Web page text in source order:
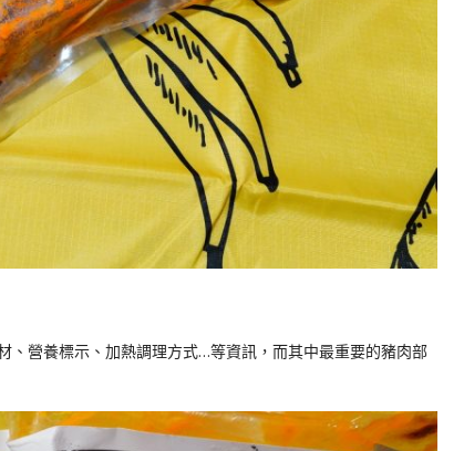
、營養標示、加熱調理方式…等資訊，而其中最重要的豬肉部